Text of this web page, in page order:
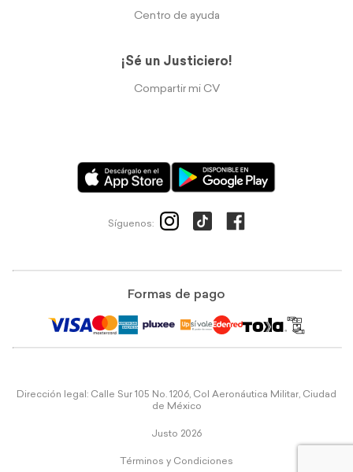
Centro de ayuda
¡Sé un Justiciero!
Compartir mi CV
Síguenos:
Formas de pago
Dirección legal: Calle Sur 105 No. 1206, Col Aeronáutica Militar, Ciudad
de México
Justo 2026
Términos y Condiciones